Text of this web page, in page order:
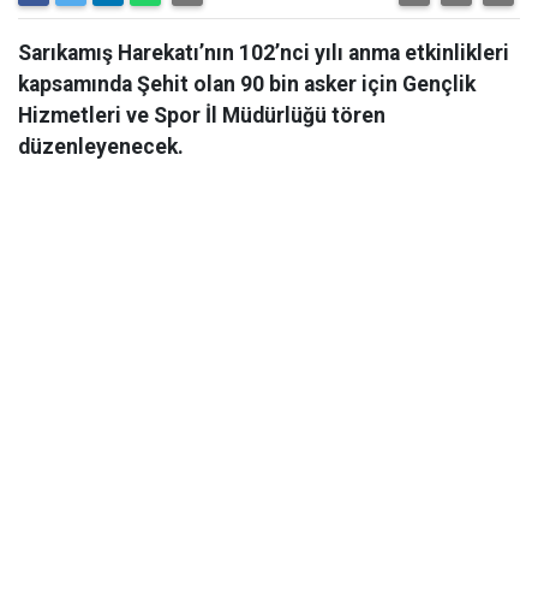
Sarıkamış Harekatı’nın 102’nci yılı anma etkinlikleri
kapsamında Şehit olan 90 bin asker için Gençlik
Hizmetleri ve Spor İl Müdürlüğü tören
düzenleyenecek.